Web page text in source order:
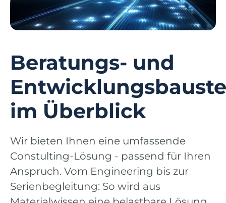
Beratungs- und
im Überblick
Wir bieten Ihnen eine umfassende
Constulting-Lösung - passend für Ihren
Anspruch. Vom Engineering bis zur
Serienbegleitung: So wird aus